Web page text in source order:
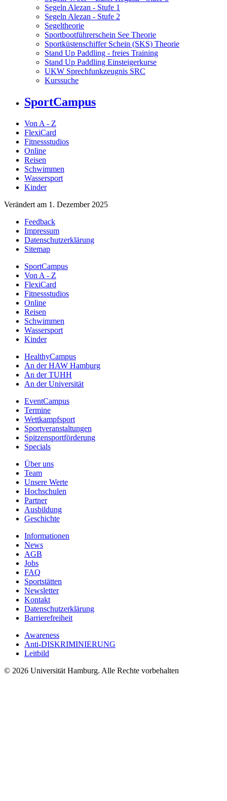
Segeln Alezan - Stufe 1
Segeln Alezan - Stufe 2
Segeltheorie
Sportbootführerschein See Theorie
Sportküstenschiffer Schein (SKS) Theorie
Stand Up Paddling - freies Training
Stand Up Paddling Einsteigerkurse
UKW Sprechfunkzeugnis SRC
Kurssuche
SportCampus
Von A - Z
FlexiCard
Fitnessstudios
Online
Reisen
Schwimmen
Wassersport
Kinder
Verändert am 1. Dezember 2025
Feedback
Impressum
Datenschutzerklärung
Sitemap
SportCampus
Von A - Z
FlexiCard
Fitnessstudios
Online
Reisen
Schwimmen
Wassersport
Kinder
HealthyCampus
An der HAW Hamburg
An der TUHH
An der Universität
EventCampus
Termine
Wettkampfsport
Sportveranstaltungen
Spitzensportförderung
Specials
Über uns
Team
Unsere Werte
Hochschulen
Partner
Ausbildung
Geschichte
Informationen
News
AGB
Jobs
FAQ
Sportstätten
Newsletter
Kontakt
Datenschutzerklärung
Barrierefreiheit
Awareness
Anti-DISKRIMINIERUNG
Leitbild
© 2026 Universität Hamburg. Alle Rechte vorbehalten